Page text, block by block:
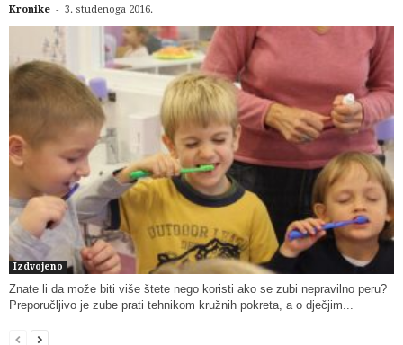
Kronike - 3. studenoga 2016.
Izdvojeno
Znate li da može biti više štete nego koristi ako se zubi nepravilno peru?
Preporučljivo je zube prati tehnikom kružnih pokreta, a o dječjim...